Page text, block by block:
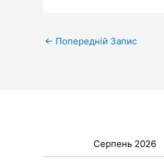
← Попередній Запис
Серпень 2026